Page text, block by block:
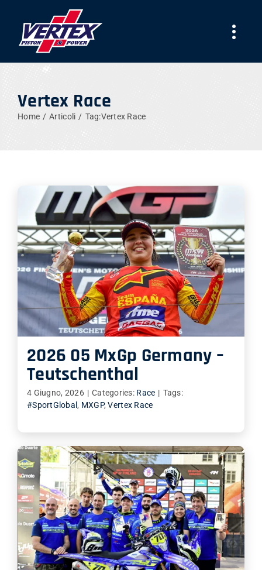
content
PRODOTTI
NEWS
LAVORA CON NOI
SHOP
ENGLISH
Vertex Race
Home Articoli Tag:Vertex Race
2026 05 MxGp Germany –
Teutschenthal
4 Giugno, 2026 | Categories: Race | Tags:
#SportGlobal , MXGP,Vertex Race